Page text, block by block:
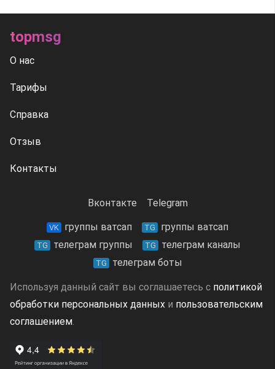
topmsg
О нас
Тарифы
Справка
Отзыв
Контакты
Вконтакте Telegram
VK группы ватсап TG группы ватсап
TG телеграм группы TG телеграм каналы
TG телеграм боты
Используя данный сайт вы соглашаетесь с политикой
обработки персональных данных и пользовательским
соглашением.